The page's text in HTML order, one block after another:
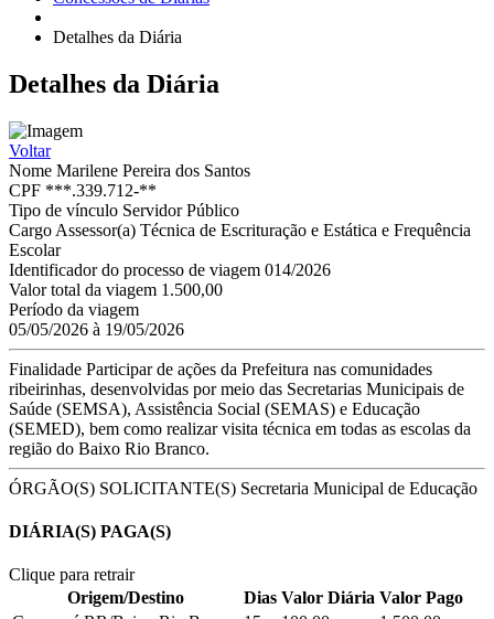
Detalhes da Diária
Detalhes da Diária
Voltar
Nome Marilene Pereira dos Santos
CPF ***.339.712-**
Tipo de vínculo Servidor Público
Cargo Assessor(a) Técnica de Escrituração e Estática e Frequência
Escolar
Identificador do processo de viagem 014/2026
Valor total da viagem 1.500,00
Período da viagem
05/05/2026 à 19/05/2026
Finalidade Participar de ações da Prefeitura nas comunidades
ribeirinhas, desenvolvidas por meio das Secretarias Municipais de
Saúde (SEMSA), Assistência Social (SEMAS) e Educação
(SEMED), bem como realizar visita técnica em todas as escolas da
região do Baixo Rio Branco.
ÓRGÃO(S) SOLICITANTE(S) Secretaria Municipal de Educação
DIÁRIA(S) PAGA(S)
Clique para retrair
Origem/Destino
Dias Valor Diária Valor Pago